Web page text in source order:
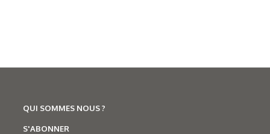
QUI SOMMES NOUS ?
S'ABONNER